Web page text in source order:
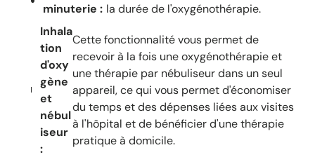
minuterie : la durée de l'oxygénothérapie.
Inhala
tion
d'oxy
gène
et
nébul
iseur
:
Cette fonctionnalité vous permet de
recevoir à la fois une oxygénothérapie et
une thérapie par nébuliseur dans un seul
appareil, ce qui vous permet d'économiser
du temps et des dépenses liées aux visites
à l'hôpital et de bénéficier d'une thérapie
pratique à domicile.